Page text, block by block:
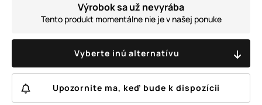
Výrobok sa už nevyrába
Tento produkt momentálne nie je v našej ponuke
Vyberte inú alternatívu
Upozornite ma, keď bude k dispozícii